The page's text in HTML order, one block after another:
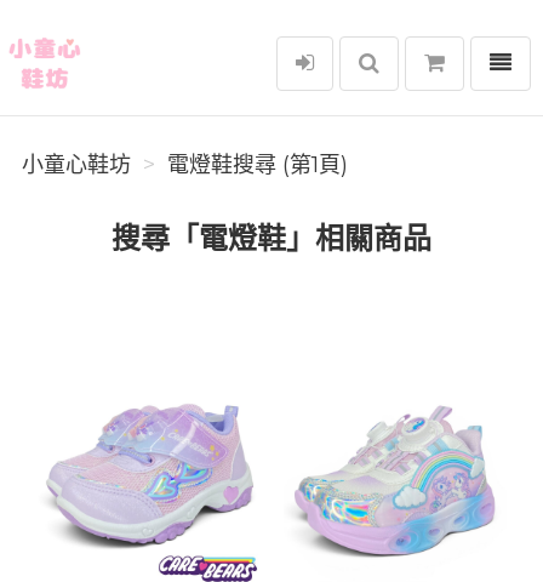
小童心鞋坊
選單
小童心鞋坊 電燈鞋搜尋 (第1頁)
搜尋「電燈鞋」相關商品